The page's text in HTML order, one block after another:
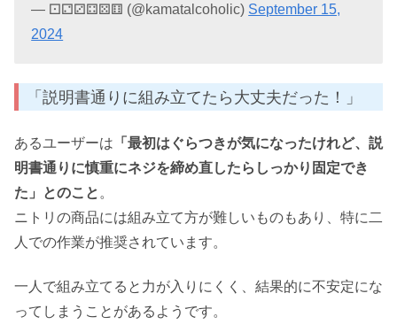
— ⚀⚁⚂⚃⚄⚅ (@kamatalcoholic) September 15,
2024
「説明書通りに組み立てたら大丈夫だった！」
あるユーザーは 「最初はぐらつきが気になったけれど、説
明書通りに慎重にネジを締め直したらしっかり固定でき
た」とのこと 。
ニトリの商品には組み立て方が難しいものもあり、特に二
人での作業が推奨されています。
一人で組み立てると力が入りにくく、結果的に不安定にな
ってしまうことがあるようです。